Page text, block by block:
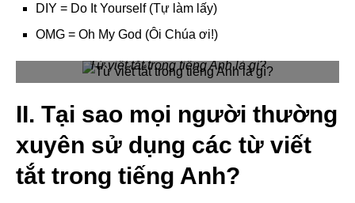
DIY = Do It Yourself (Tự làm lấy)
OMG = Oh My God (Ôi Chúa ơi!)
Từ viết tắt trong tiếng Anh là gì?
II. Tại sao mọi người thường
xuyên sử dụng các từ viết
tắt trong tiếng Anh?